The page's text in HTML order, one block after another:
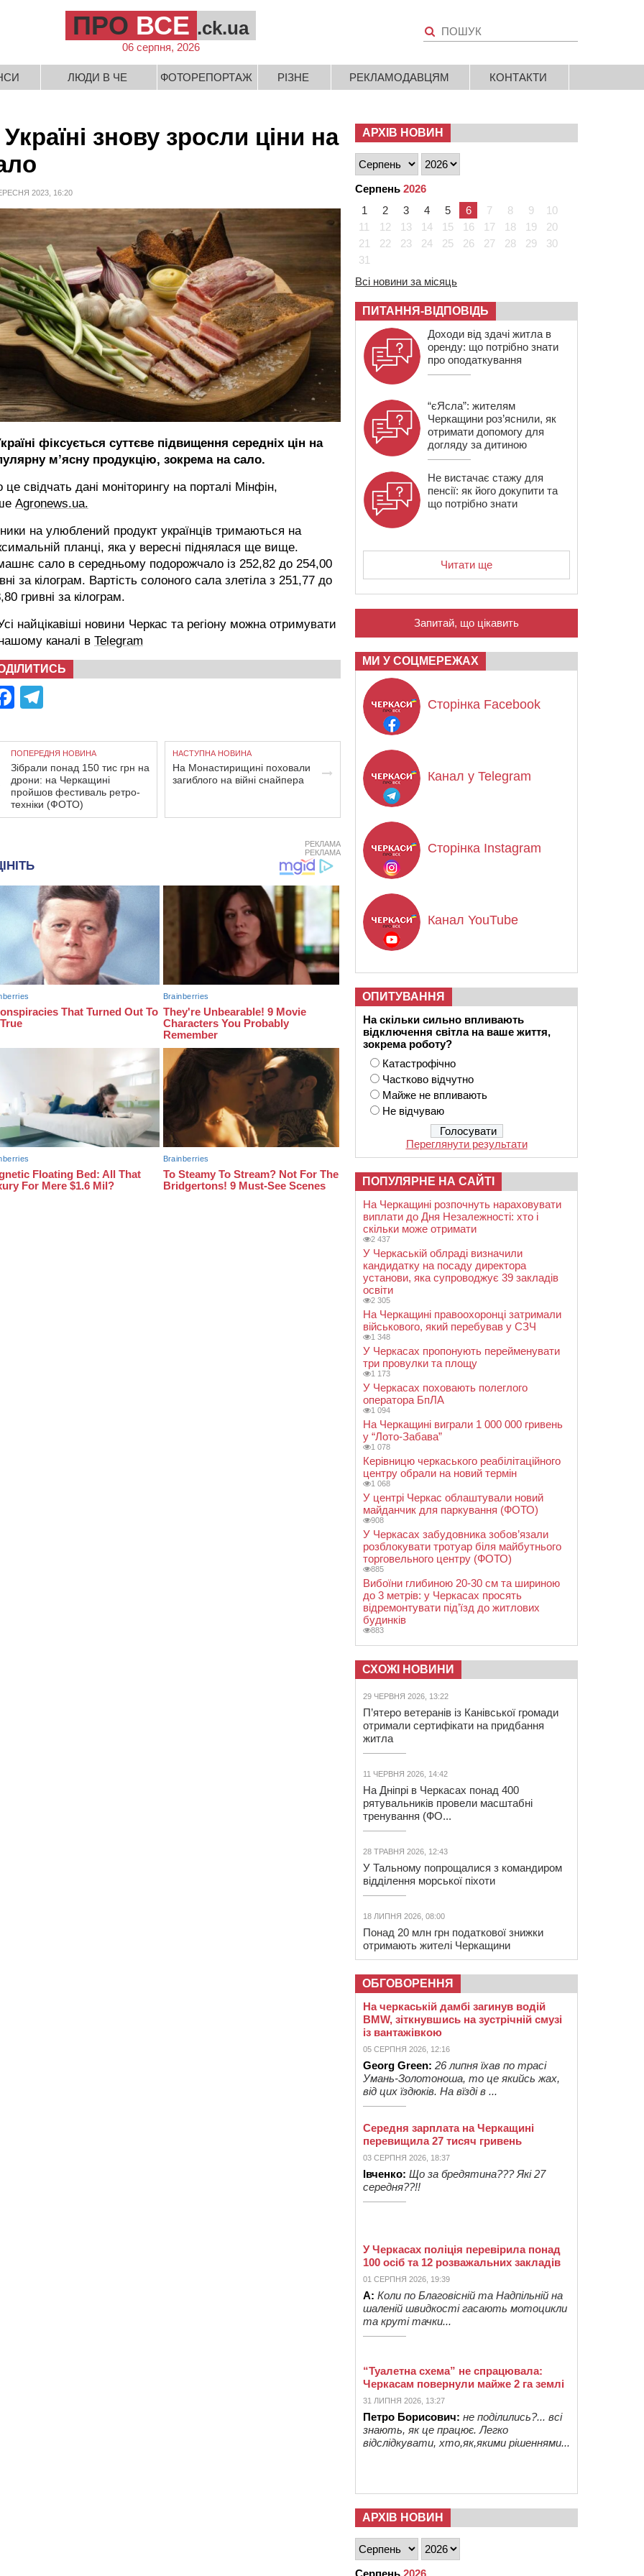
ПРО ВСЕ .ck.ua
06 серпня, 2026
ЛЮДИ В ЧЕ ФОТОРЕПОРТАЖ РІЗНЕ РЕКЛАМОДАВЦЯМ КОНТАКТИ
знову зросли ціни на
2023, 16:20
фіксується суттєве підвищення середніх цін на
м’ясну продукцію, зокрема на сало.
це свідчать дані моніторингу на порталі Мінфін,
Аgronews.ua.
на улюблений продукт українців тримаються на
планці, яка у вересні піднялася ще вище.
сало в середньому подорожчало із 252,82 до 254,00
за кілограм. Вартість солоного сала злетіла з 251,77 до
гривні за кілограм.
найцікавіші новини Черкас та регіону можна отримувати
каналі в Telegram
Facebook
ПОПЕРЕДНЯ НОВИНА
Зібрали понад 150 тис грн на
дрони: на Черкащині
пройшов фестиваль ретро-
техніки (ФОТО)
НАСТУПНА НОВИНА
На Монастирищині поховали
загиблого на війні снайпера
РЕКЛАМА
РЕКЛАМА
АРХІВ НОВИН
Серпень 2026
1
2 3 4 5 6 7 8 9
10
11
12 13 14 15 16 17 18 19
20
21
22 23 24 25 26 27 28 29
30
31
Всі новини за місяць
ПИТАННЯ-ВІДПОВІДЬ
Доходи від здачі житла в
оренду: що потрібно знати
про оподаткування
“єЯсла”: жителям
Черкащини роз’яснили, як
отримати допомогу для
догляду за дитиною
Не вистачає стажу для
пенсії: як його докупити та
що потрібно знати
Читати ще
Запитай, що цікавить
МИ У СОЦМЕРЕЖАХ
Сторінка Facebook
Канал у Telegram
Сторінка Instagram
Канал YouTube
ОПИТУВАННЯ
На скільки сильно впливають
відключення світла на ваше життя,
зокрема роботу?
Катастрофічно
Частково відчутно
Майже не впливають
Не відчуваю
Переглянути результати
ПОПУЛЯРНЕ НА САЙТІ
На Черкащині розпочнуть нараховувати
виплати до Дня Незалежності: хто і
скільки може отримати
2 437
У Черкаській облраді визначили
кандидатку на посаду директора
установи, яка супроводжує 39 закладів
освіти
2 305
На Черкащині правоохоронці затримали
військового, який перебував у СЗЧ
1 348
У Черкасах пропонують перейменувати
три провулки та площу
1 173
У Черкасах поховають полеглого
оператора БпЛА
1 094
На Черкащині виграли 1 000 000 гривень
у “Лото-Забава”
1 078
Керівницю черкаського реабілітаційного
центру обрали на новий термін
1 068
У центрі Черкас облаштували новий
майданчик для паркування (ФОТО)
908
У Черкасах забудовника зобов’язали
розблокувати тротуар біля майбутнього
торговельного центру (ФОТО)
885
Вибоїни глибиною 20-30 см та шириною
до 3 метрів: у Черкасах просять
відремонтувати під’їзд до житлових
будинків
883
СХОЖІ НОВИНИ
29 ЧЕРВНЯ 2026, 13:22
П’ятеро ветеранів із Канівської громади
отримали сертифікати на придбання
житла
11 ЧЕРВНЯ 2026, 14:42
На Дніпрі в Черкасах понад 400
рятувальників провели масштабні
тренування (ФО...
28 ТРАВНЯ 2026, 12:43
У Тальному попрощалися з командиром
відділення морської піхоти
18 ЛИПНЯ 2026, 08:00
Понад 20 млн грн податкової знижки
отримають жителі Черкащини
ОБГОВОРЕННЯ
На черкаській дамбі загинув водій
BMW, зіткнувшись на зустрічній смузі
із вантажівкою
05 СЕРПНЯ 2026, 12:16
Georg Green: 26 липня їхав по трасі
Умань-Золотоноша, то це якийсь жах,
від цих їздюків. На вїзді в ...
Середня зарплата на Черкащині
перевищила 27 тисяч гривень
03 СЕРПНЯ 2026, 18:37
Івченко: Що за бредятина??? Які 27
середня??!!
У Черкасах поліція перевірила понад
100 осіб та 12 розважальних закладів
01 СЕРПНЯ 2026, 19:39
А: Коли по Благовісній та Надпільній на
шаленій швидкості гасають мотоцикли
та круті тачки...
“Туалетна схема” не спрацювала:
Черкасам повернули майже 2 га землі
31 ЛИПНЯ 2026, 13:27
Петро Борисович: не поділились?... всі
знають, як це працює. Легко
відслідкувати, хто,як,якими рішеннями...
АРХІВ НОВИН
Серпень 2026